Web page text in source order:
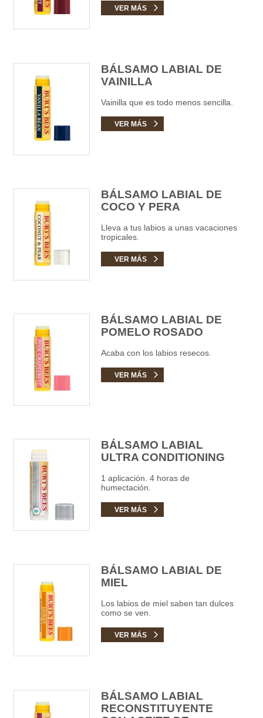
VER MÁS
BÁLSAMO LABIAL DE
VAINILLA
Vainilla que es todo menos sencilla.
VER MÁS
BÁLSAMO LABIAL DE
COCO Y PERA
Lleva a tus labios a unas vacaciones
tropicales.
VER MÁS
BÁLSAMO LABIAL DE
POMELO ROSADO
Acaba con los labios resecos.
VER MÁS
BÁLSAMO LABIAL
ULTRA CONDITIONING
1 aplicación. 4 horas de
humectación.
VER MÁS
BÁLSAMO LABIAL DE
MIEL
Los labios de miel saben tan dulces
como se ven.
VER MÁS
BÁLSAMO LABIAL
RECONSTITUYENTE